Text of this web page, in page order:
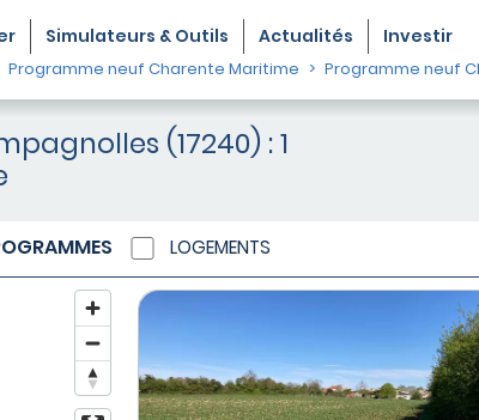
Simulateurs & Outils Actualités Investir
Programme neuf Charente Maritime Programme neuf
(17240) : 1
LOGEMENTS